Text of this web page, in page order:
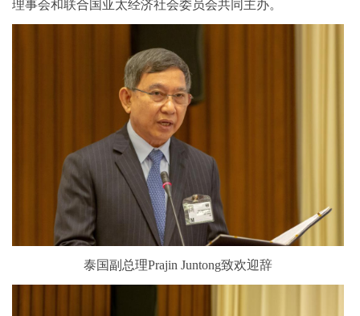
理事会和联合国亚太经济社会委员会共同主办。
泰国副总理Prajin Juntong致欢迎辞